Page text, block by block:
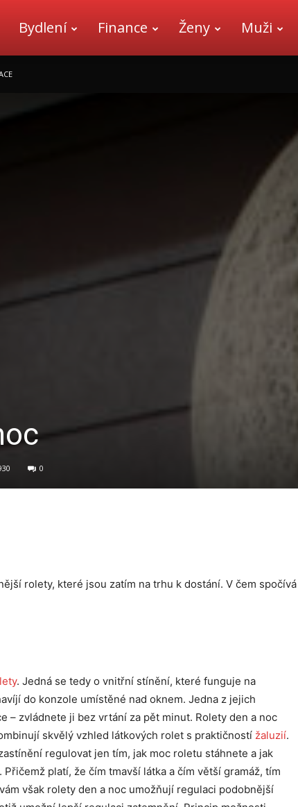
Bydlení Finance Ženy Muži
0
rolety, které jsou zatím na trhu k dostání. V čem spočívá
. Jedná se tedy o vnitřní stínění, které funguje na
do konzole umístěné nad oknem. Jedna z jejich
– zvládnete ji bez vrtání za pět minut. Rolety den a noc
skvělý vzhled látkových rolet s praktičností žaluzií.
regulovat jen tím, jak moc roletu stáhnete a jak
platí, že čím tmavší látka a čím větší gramáž, tím
však rolety den a noc umožňují regulaci podobnější